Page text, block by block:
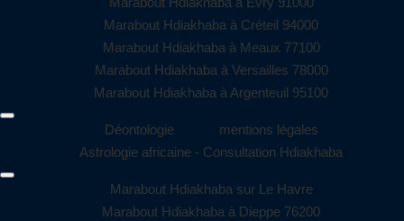
Marabout Hdiakhaba à Créteil 94000
Marabout Hdiakhaba à Meaux 77100
Marabout Hdiakhaba à Versailles 78000
Marabout Hdiakhaba à Argenteuil 95100
Déontologie
mentions légales
Astrologie africaine - Consultation Hdiakhaba
Marabout Hdiakhaba sur Le Havre
Marabout Hdiakhaba à Dieppe 76200